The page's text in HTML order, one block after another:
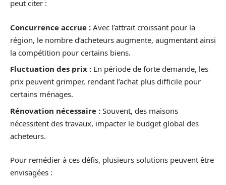
peut citer :
Concurrence accrue : Avec l’attrait croissant pour la
région, le nombre d’acheteurs augmente, augmentant ainsi
la compétition pour certains biens.
Fluctuation des prix : En période de forte demande, les
prix peuvent grimper, rendant l’achat plus difficile pour
certains ménages.
Rénovation nécessaire : Souvent, des maisons
nécessitent des travaux, impacter le budget global des
acheteurs.
Pour remédier à ces défis, plusieurs solutions peuvent être
envisagées :